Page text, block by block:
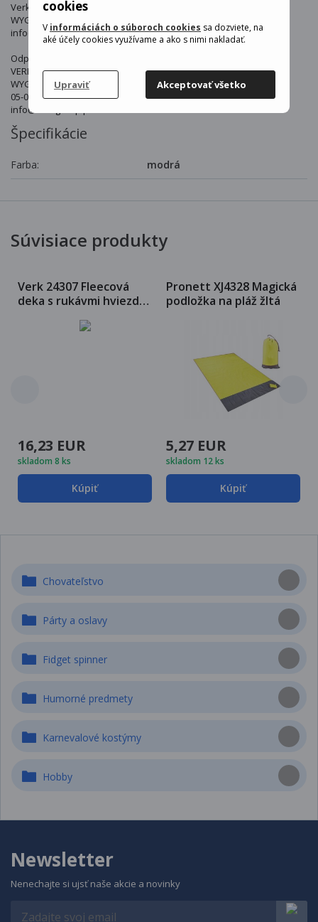
cookies
V informáciách o súboroch cookies sa dozviete, na
aké účely cookies využívame a ako s nimi nakladať.
Upraviť Akceptovať všetko
Verk
WYGODY 16, 05-090 PODOLSZYN NOWY, POLSKA
info@verkgroup.pl
Odpovědná osoba v EU:
VERK GROUP SIKORSKI SP.K.
WYGODY 16
05-090 PODOLSZYN NOWY Polska
info@verkgroup.pl
Špecifikácie
Farba: modrá
Súvisiace produkty
Verk 24307 Fleecová
deka s rukávmi hviezdy
16,23 EUR
skladom 8 ks
Kúpiť
Pronett XJ4328 Magická
podložka na pláž žltá
5,27 EUR
skladom 12 ks
Kúpiť
Chovateľstvo
Párty a oslavy
Fidget spinner
Humorné predmety
Karnevalové kostýmy
Hobby
Newsletter
Nenechajte si ujsť naše akcie a novinky